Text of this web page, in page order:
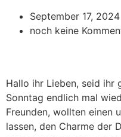
September 17, 2024
noch keine
Hallo ihr Lieben, seid ihr
Sonntag endlich mal
Freunden, wollten einen
lassen, den Charme der